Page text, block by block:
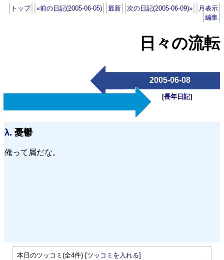
トップ «前の日記(2005-06-05) 最新 次の日記(2005-06-09)»
月表示
編集
日々の流転
2005-06-08
[長年日記]
λ. 憂鬱
俺って屑だな。
本日のツッコミ(全4件) [ツッコミを入れる]